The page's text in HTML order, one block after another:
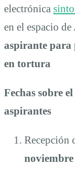
electrónica
en el espacio
aspirante para
en tortura
Fechas sobre
aspirantes
Recepción
noviembre